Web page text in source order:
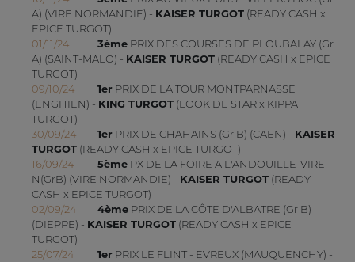
A) (VIRE NORMANDIE) - KAISER TURGOT(READY CASH x
EPICE TURGOT)
01/11/24
3èmePRIX DES COURSES DE PLOUBALAY (Gr
A) (SAINT-MALO) - KAISER TURGOT(READY CASH x EPICE
TURGOT)
09/10/24
1erPRIX DE LA TOUR MONTPARNASSE
(ENGHIEN) - KING TURGOT(LOOK DE STAR x KIPPA
TURGOT)
30/09/24
1erPRIX DE CHAHAINS (Gr B) (CAEN) - KAISER
TURGOT(READY CASH x EPICE TURGOT)
16/09/24
5èmePX DE LA FOIRE A L'ANDOUILLE-VIRE
N(GrB) (VIRE NORMANDIE) - KAISER TURGOT(READY
CASH x EPICE TURGOT)
02/09/24
4èmePRIX DE LA CÔTE D'ALBATRE (Gr B)
(DIEPPE) - KAISER TURGOT(READY CASH x EPICE
TURGOT)
25/07/24
1erPRIX LE FLINT - EVREUX (MAUQUENCHY) -